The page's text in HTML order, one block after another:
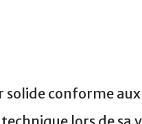
conforme aux